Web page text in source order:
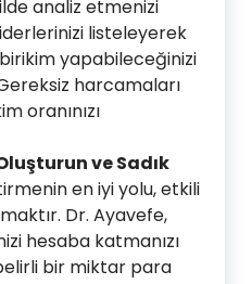
analiz etmenizi
listeleyerek
yapabileceğinizi
harcamaları
oranınızı
ve Sadık
en iyi yolu, etkili
Dr. Ayavefe,
hesaba katmanızı
bir miktar para